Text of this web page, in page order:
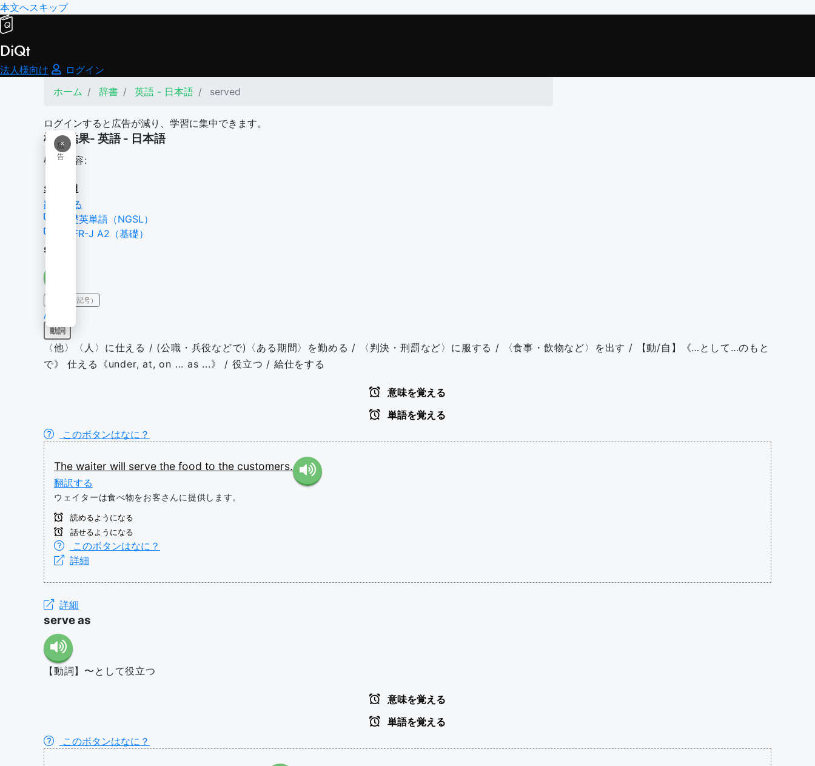
本文へスキップ
DiQt
法人様向け
ログイン
ホーム
辞書 英語 - 日本語 served
ログインすると広告が減り、学習に集中できます。
×
広
告
検索結果- 英語 - 日本語
検索内容:
served
翻訳する
基礎英単語（NGSL）
CEFR-J A2（基礎）
serve
IPA（発音記号）
/sɜːrv/
動詞
〈他〉〈人〉に仕える / (公職・兵役などで)〈ある期間〉を勤める / 〈判決・刑罰など〉に服する / 〈食事・飲物など〉を出す / 【動/自】《…として…のもと
で》 仕える《under, at, on ... as ...》 / 役立つ / 給仕をする
意味を覚える
単語を覚える
このボタンはなに？
The waiter will serve the food to the customers.
翻訳する
ウェイターは食べ物をお客さんに提供します。
読めるようになる
話せるようになる
このボタンはなに？
詳細
詳細
serve as
【動詞】〜として役立つ
意味を覚える
単語を覚える
このボタンはなに？